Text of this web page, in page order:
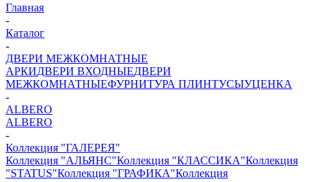
Главная
-
Каталог
-
ДВЕРИ МЕЖКОМНАТНЫЕ
АРКИДВЕРИ ВХОДНЫЕДВЕРИ
МЕЖКОМНАТНЫЕФУРНИТУРА ПЛИНТУСЫУЦЕНКА
-
ALBERO
ALBERO
-
Коллекция "ГАЛЕРЕЯ"
Коллекция "АЛЬЯНС"Коллекция "КЛАССИКА"Коллекция
"STATUS"Коллекция "ГРАФИКА"Коллекция